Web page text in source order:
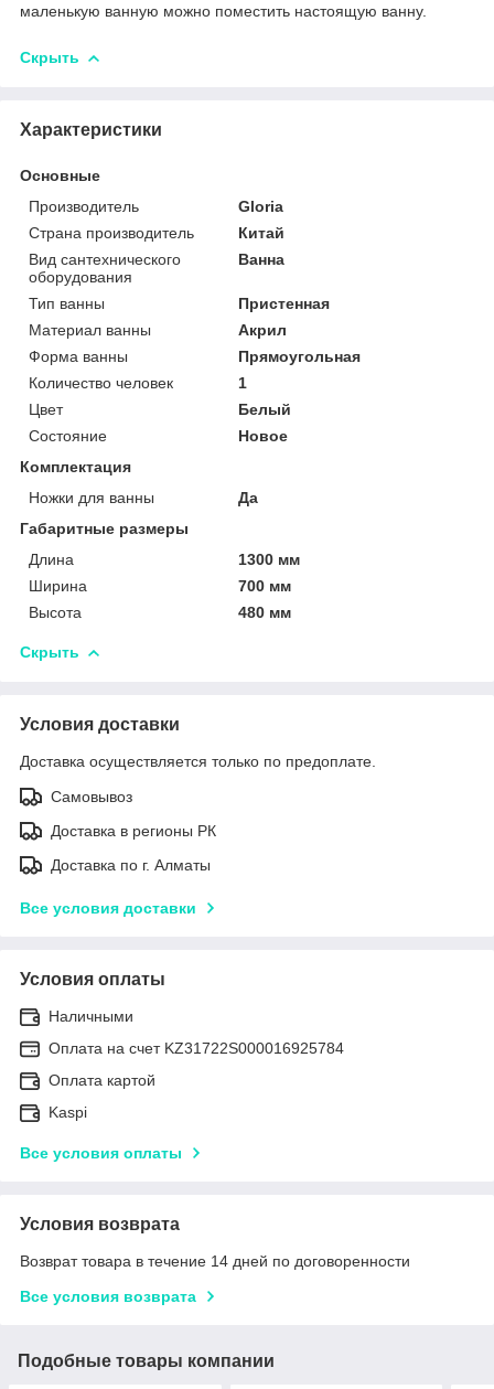
маленькую ванную можно поместить настоящую ванну.
Скрыть
Характеристики
Основные
Производитель
Gloria
Страна производитель
Китай
Вид сантехнического
оборудования
Ванна
Тип ванны
Пристенная
Материал ванны
Акрил
Форма ванны
Прямоугольная
Количество человек
1
Цвет
Белый
Состояние
Новое
Комплектация
Ножки для ванны
Да
Габаритные размеры
Длина
1300 мм
Ширина
700 мм
Высота
480 мм
Скрыть
Условия доставки
Доставка осуществляется только по предоплате.
Самовывоз
Доставка в регионы РК
Доставка по г. Алматы
Все условия доставки
Условия оплаты
Наличными
Оплата на счет KZ31722S000016925784
Оплата картой
Kaspi
Все условия оплаты
Условия возврата
Возврат товара в течение 14 дней по договоренности
Все условия возврата
Подобные товары компании